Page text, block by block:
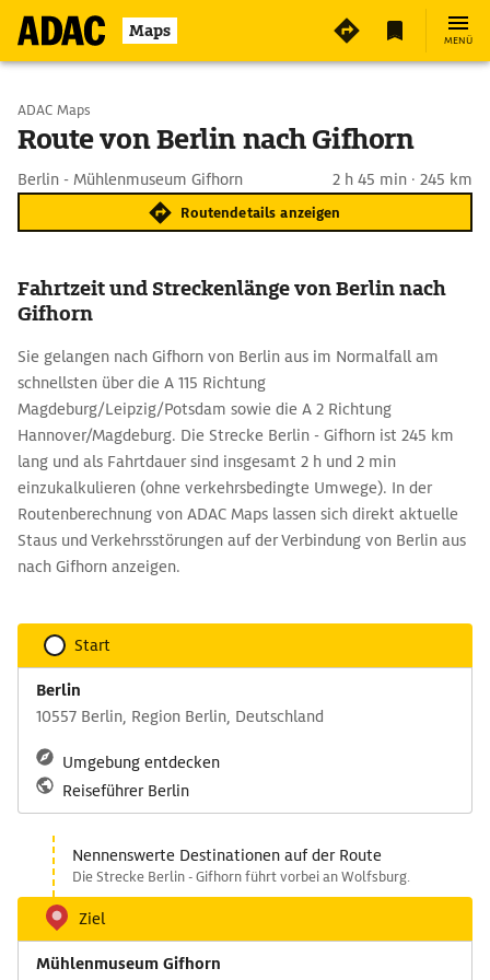
Maps MENÜ
Start wählen
ADAC Maps
Route von Berlin nach Gifhorn
Berlin - Mühlenmuseum Gifhorn 2 h 45 min · 245 km
Routendetails anzeigen
Fahrtzeit und Streckenlänge von Berlin nach
Gifhorn
Sie gelangen nach Gifhorn von Berlin aus im Normalfall am
schnellsten über die A 115 Richtung
Magdeburg/Leipzig/Potsdam sowie die A 2 Richtung
Hannover/Magdeburg. Die Strecke Berlin - Gifhorn ist 245 km
lang und als Fahrtdauer sind insgesamt 2 h und 2 min
einzukalkulieren (ohne verkehrsbedingte Umwege). In der
Routenberechnung von ADAC Maps lassen sich direkt aktuelle
Staus und Verkehrsstörungen auf der Verbindung von Berlin aus
nach Gifhorn anzeigen.
Start
Berlin
10557 Berlin, Region Berlin, Deutschland
Umgebung entdecken
Reiseführer Berlin
Nennenswerte Destinationen auf der Route
Die Strecke Berlin - Gifhorn führt vorbei an Wolfsburg.
Ziel
Mühlenmuseum Gifhorn